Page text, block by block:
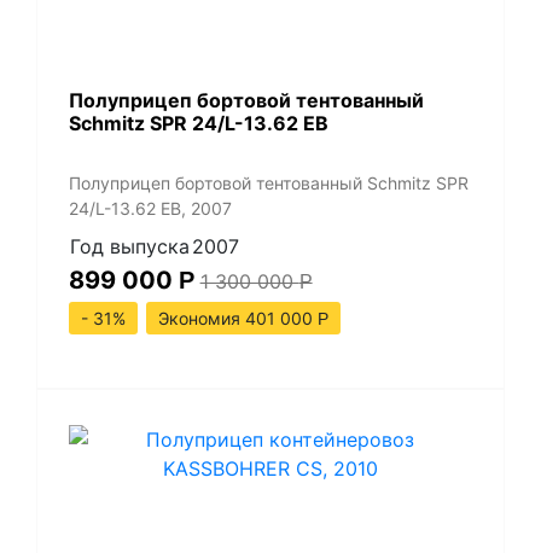
Полуприцеп бортовой тентованный
Schmitz SPR 24/L-13.62 EB
Полуприцеп бортовой тентованный Schmitz SPR
24/L-13.62 EB, 2007
Год выпуска 2007
899 000 Р 1 300 000Р
- 31%
Экономия 401 000 Р